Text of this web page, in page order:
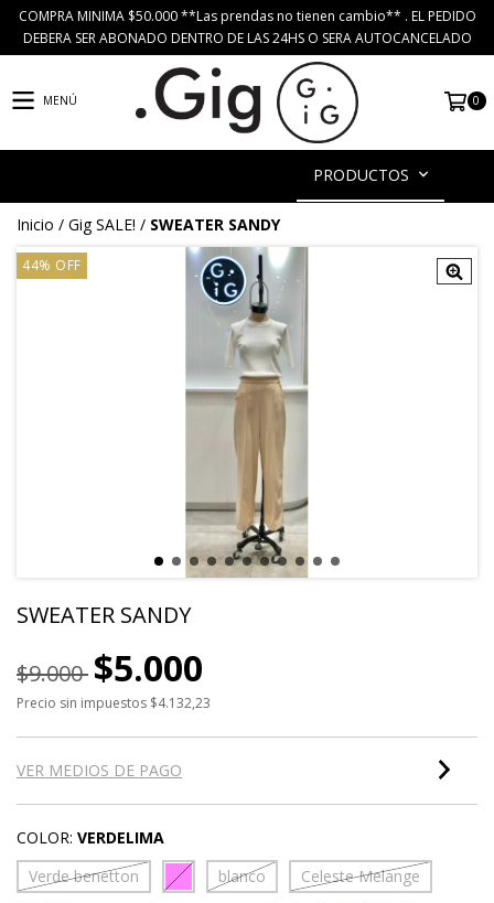
COMPRA MINIMA $50.000 **Las prendas no tienen cambio** . EL PEDIDO
DEBERA SER ABONADO DENTRO DE LAS 24HS O SERA AUTOCANCELADO
MENÚ 0
PRODUCTOS
Inicio / Gig SALE! / SWEATER SANDY
44% OFF
SWEATER SANDY
$9.000 $5.000
Precio sin impuestos $4.132,23
VER MEDIOS DE PAGO
COLOR: VERDELIMA
Verde benetton
blanco Celeste Melange